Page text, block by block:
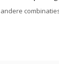
andere